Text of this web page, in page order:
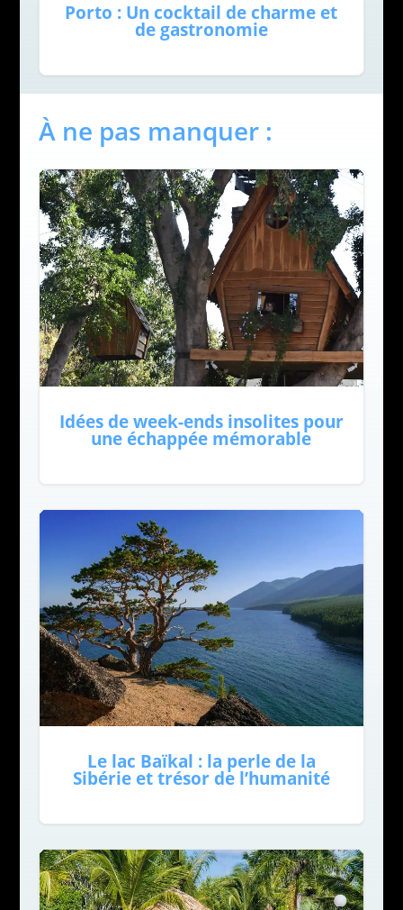
Porto : Un cocktail de charme et
de gastronomie
À ne pas manquer :
Idées de week-ends insolites pour
une échappée mémorable
Le lac Baïkal : la perle de la
Sibérie et trésor de l’humanité